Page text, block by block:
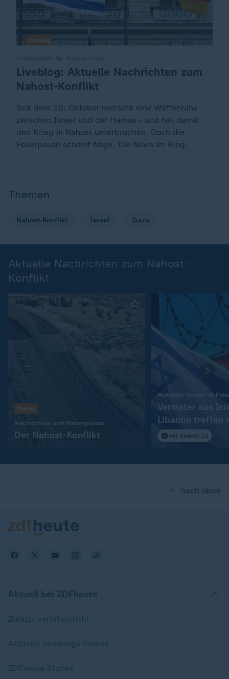
:Liveblog: Aktuelle Nachrichten zum
Nahost-Konflikt
Seit dem 10. Oktober herrscht eine Waffenruhe
zwischen Israel und der Hamas - und hat damit
den Krieg in Nahost unterbrochen. Doch die
Feuerpause scheint fragil. Die News im Blog.
Liveblog
Themen
Nahost-Konflikt Israel Gaza
Aktuelle Nachrichten zum Nahost-
Konflikt
Thema
Nachrichten und Hintergründe
Der Nahost-Konflikt
Hisbollah-Tunnel im
Vertreter aus
Libanon treffen
in Rom
mit Video0:51
nach oben